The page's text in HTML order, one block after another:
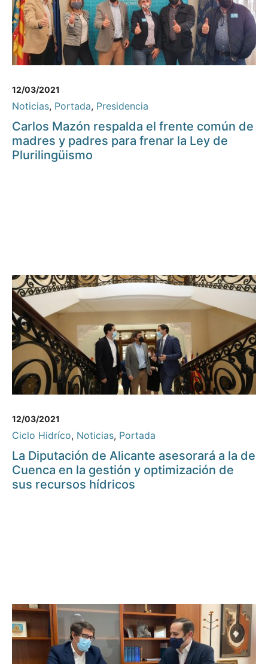
12/03/2021
Noticias, Portada, Presidencia
Carlos Mazón respalda el frente común de
madres y padres para frenar la Ley de
Plurilingüismo
12/03/2021
Ciclo Hidríco, Noticias, Portada
La Diputación de Alicante asesorará a la de
Cuenca en la gestión y optimización de
sus recursos hídricos